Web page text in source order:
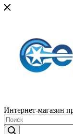
Интернет-магазин